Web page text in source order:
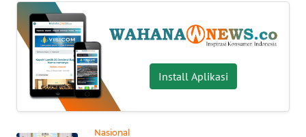
Install Aplikasi
Nasional
DAERAH
POLHUKAM
KRIMINAL